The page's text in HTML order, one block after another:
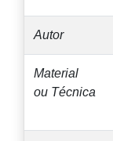
Autor
Material
ou Técnica